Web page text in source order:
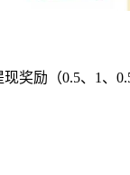
励（0.5、1、